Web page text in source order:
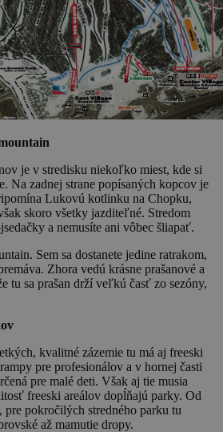
je v stredisku niekoľko miest, kde si
Na zadnej strane popísaných kopcov je
Lukovú kotlinku na Chopku,
skoro všetky jazditeľné. Stredom
a nemusíte ani vôbec šliapať.
Sem sa dostanete jedine ratrakom,
Zhora vedú krásne prašanové a
tu sa prašan drží veľkú časť zo sezóny,
kvalitné zázemie tu má aj freeski
pre profesionálov a v hornej časti
pre malé deti. Však aj tie musia
freeski areálov dopĺňajú parky. Od
pokročilých stredného parku tu
až mamutie dropy.